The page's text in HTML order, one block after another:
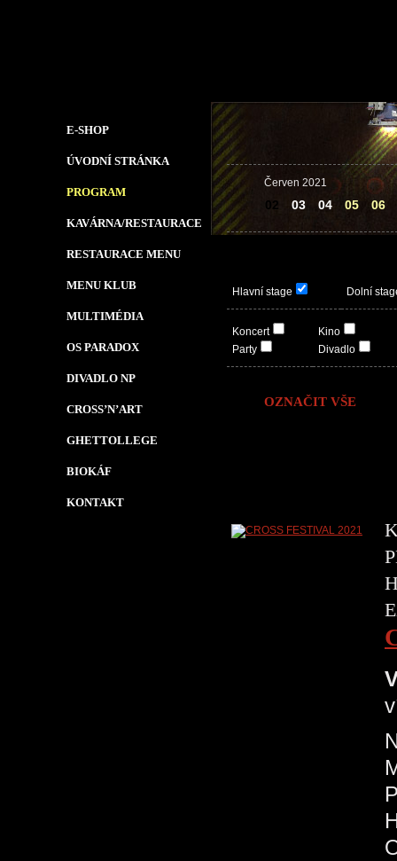
E-SHOP
ÚVODNÍ STRÁNKA
PROGRAM
KAVÁRNA/RESTAURACE
RESTAURACE MENU
MENU KLUB
MULTIMÉDIA
OS PARADOX
DIVADLO NP
CROSS’N’ART
GHETTOLLEGE
BIOKÁF
KONTAKT
Červen 2021
02 03 04 05 06
Hlavní stage Dolní
Koncert
Party
Kino
Divadlo
OZNAČIT VŠE